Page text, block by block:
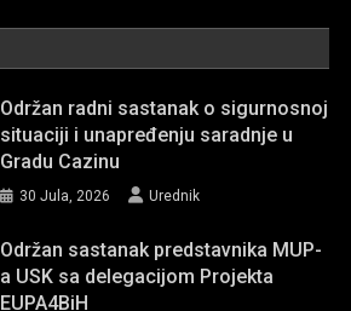
Održan radni sastanak o sigurnosnoj
situaciji i unapređenju saradnje u
Gradu Cazinu
30 Jula, 2026 Urednik
Održan sastanak predstavnika MUP-
a USK sa delegacijom Projekta
EUPA4BiH